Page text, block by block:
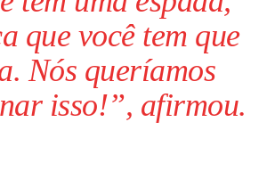
que você tem que
Nós queríamos
isso!”, afirmou.